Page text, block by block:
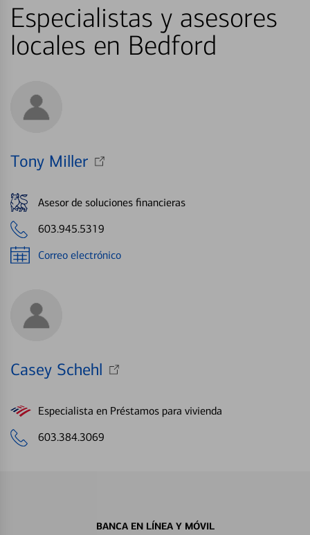
Especialistas y asesores
locales en Bedford
Tony Miller
Asesor de soluciones financieras
603.945.5319
Correo electrónico
Casey Schehl
Especialista en Préstamos para vivienda
603.384.3069
BANCA EN LÍNEA Y MÓVIL